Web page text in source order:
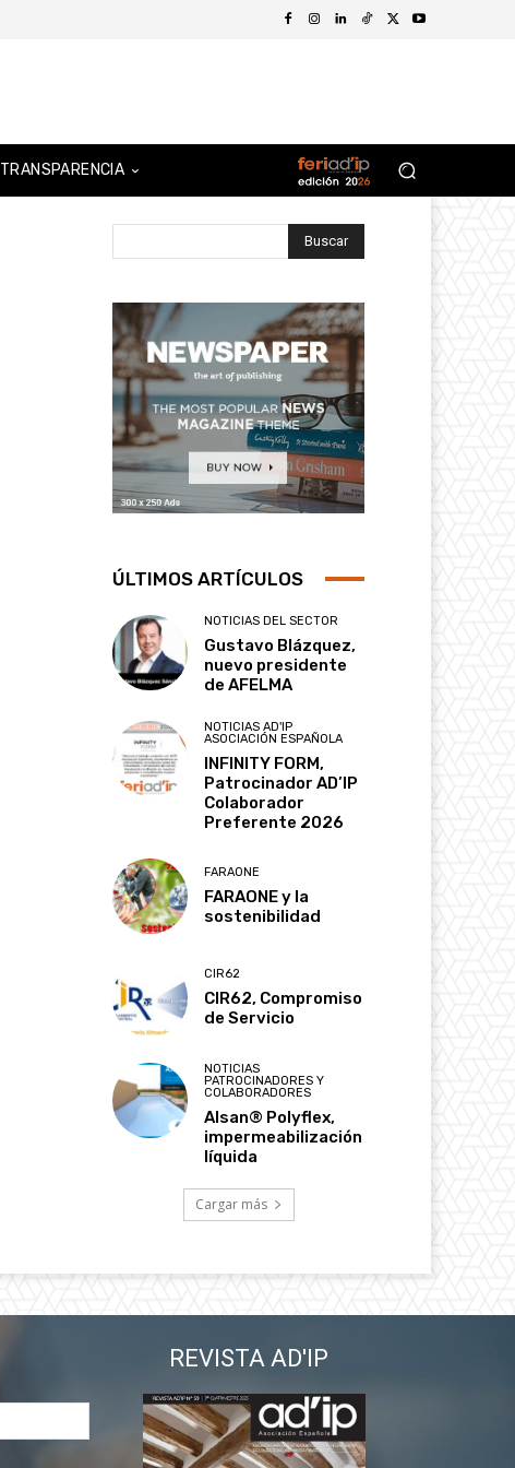
TRANSPARENCIA
Buscar
ÚLTIMOS ARTÍCULOS
NOTICIAS DEL SECTOR
Gustavo Blázquez,
nuevo presidente
de AFELMA
NOTICIAS AD'IP
ASOCIACIÓN ESPAÑOLA
INFINITY FORM,
Patrocinador AD’IP
Colaborador
Preferente 2026
FARAONE
FARAONE y la
sostenibilidad
CIR62
CIR62, Compromiso
de Servicio
NOTICIAS
PATROCINADORES Y
COLABORADORES
Alsan® Polyflex,
impermeabilización
líquida
Cargar más
REVISTA AD'IP